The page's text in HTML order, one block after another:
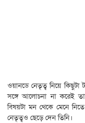
ওয়ানডে নেতৃত্ব নিয়ে কিছুটা
সঙ্গে আলোচনা না করেই
বিষয়টা মন থেকে মেনে
নেতৃত্বও ছেড়ে দেন তিনি।